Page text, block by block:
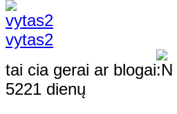
vytas2
tai cia gerai ar blogai
5221 dienų